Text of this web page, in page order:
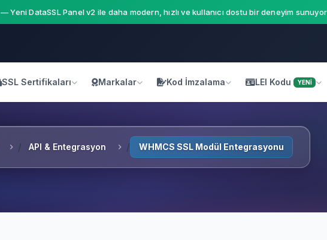
— Yeni DataSSL Panel v2 ile daha modern, hızlı ve kullanıcı dostu bir deneyim
SSL Sertifikaları Markalar Kod İmzalama LEI Kodu YENİ
API & Entegrasyon WHMCS SSL Modül Entegrasyonu